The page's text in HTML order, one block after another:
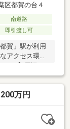
区都賀の台４
南道路
即引渡し可
賀」駅が利用
アクセス環
利便施設が充
感できる住環
、子育て世帯
街並みが広が
備えたこの場
てみません
万円